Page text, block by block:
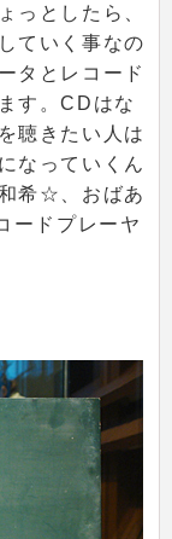
っとしたら、
ていく事なの
タとレコード
す。CDはな
聴きたい人は
なっていくん
希☆、おばあ
ードプレーヤ